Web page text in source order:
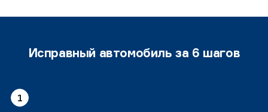
Исправный автомобиль за 6 шагов
1